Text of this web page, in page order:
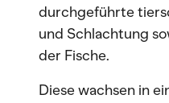
durchgeführte
und Schlachtung
der Fische.
Diese wachsen in